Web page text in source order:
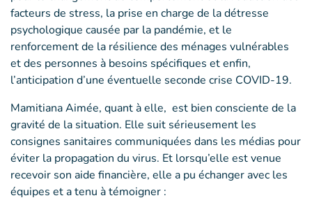
facteurs de stress, la prise en charge de la détresse
psychologique causée par la pandémie, et le
renforcement de la résilience des ménages vulnérables
et des personnes à besoins spécifiques et enfin,
l’anticipation d’une éventuelle seconde crise COVID-19.
Mamitiana Aimée, quant à elle, est bien consciente de la
gravité de la situation. Elle suit sérieusement les
consignes sanitaires communiquées dans les médias pour
éviter la propagation du virus. Et lorsqu’elle est venue
recevoir son aide financière, elle a pu échanger avec les
équipes et a tenu à témoigner :